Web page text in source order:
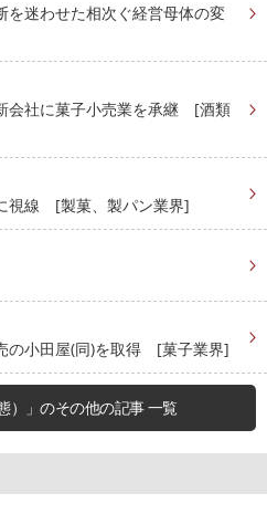
迷わせた相次ぐ経営母体の変
会社に菓子小売業を承継 [酒類
視線 [製菓、製パン業界]
の小田屋(同)を取得 [菓子業界]
）」のその他の記事 一覧